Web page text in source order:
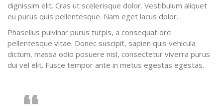
dignissim elit. Cras ut scelerisque dolor. Vestibulum aliquet
eu purus quis pellentesque. Nam eget lacus dolor.
Phasellus pulvinar purus turpis, a consequat orci
pellentesque vitae. Donec suscipit, sapien quis vehicula
dictum, massa odio posuere nisl, consectetur viverra purus
dui vel elit. Fusce tempor ante in metus egestas egestas.